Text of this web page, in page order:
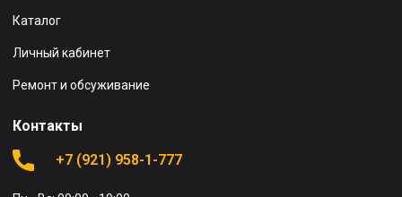
Каталог
Личный кабинет
Ремонт и обсуживание
Контакты
+7 (921) 958-1-777